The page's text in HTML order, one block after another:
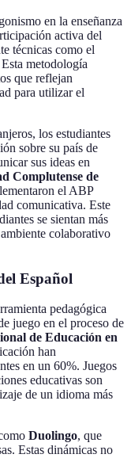
en la enseñanza
activa del
técnicas como el
Esta metodología
que reflejan
para utilizar el
los estudiantes
sobre su país de
sus ideas en
Complutense de
el ABP
comunicativa. Este
se sientan más
colaborativo
Español
pedagógica
juego en el proceso de
de Educación en
han
en un 60%. Juegos
educativas son
de un idioma más
Duolingo, que
Estas dinámicas no